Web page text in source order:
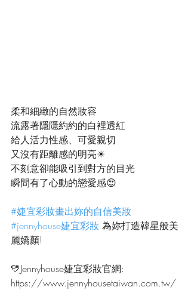
柔和細緻的自然妝容
流露著隱隱約約的白裡透紅
給人活力性感、可愛親切
又沒有距離感的明亮☀
不刻意卻能吸引到對方的目光
瞬間有了心動的戀愛感😍
#婕宜彩妝畫出妳的自信美妝
#jennyhouse婕宜彩妝 為妳打造韓星般美
麗嬌顏!
💛Jennyhouse婕宜彩妝官網:
https://www.jennyhousetaiwan.com.tw/